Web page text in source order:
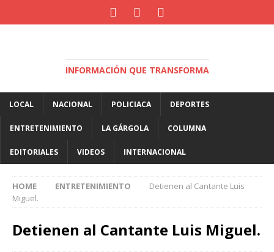
INFORMACIÓN QUE TRANSFORMA
LOCAL NACIONAL POLICIACA DEPORTES
ENTRETENIMIENTO LA GÁRGOLA COLUMNA
EDITORIALES VIDEOS INTERNACIONAL
HOME ENTRETENIMIENTO
Detienen al Cantante Luis
Miguel.
Detienen al Cantante Luis Miguel.